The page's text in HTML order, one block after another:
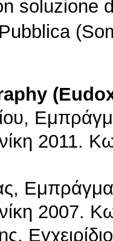
soluzione
2011.
2007.